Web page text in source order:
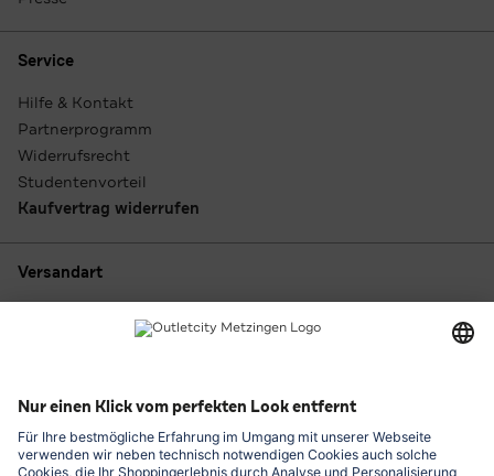
Service
Hilfe & Kontakt
Partnerprogramm
Widerrufsrecht
Studentenvorteil
Kaufvertrag widerrufen
Versandart